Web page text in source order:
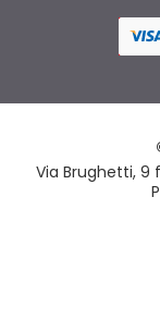
Via Brughetti, 9